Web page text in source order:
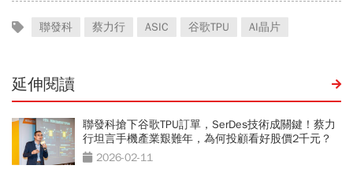
聯發科 蔡力行 ASIC 谷歌TPU AI晶片
延伸閱讀
聯發科搶下谷歌TPU訂單，SerDes技術成關鍵！蔡力
行坦言手機產業艱難年，為何投顧看好股價2千元？
2026-02-11